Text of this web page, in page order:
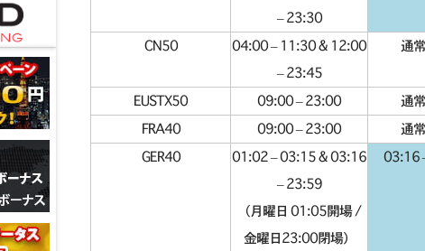
– 23:30
CN50
04:00 – 11:30 & 12:00
– 23:45
通
EUSTX50 09:00 – 23:00 通
FRA40
09:00 – 23:00 通
GER40
01:02 – 03:15 & 03:16
– 23:59
（月曜日 01:05開場 /
金曜日23:00閉場）
03:16